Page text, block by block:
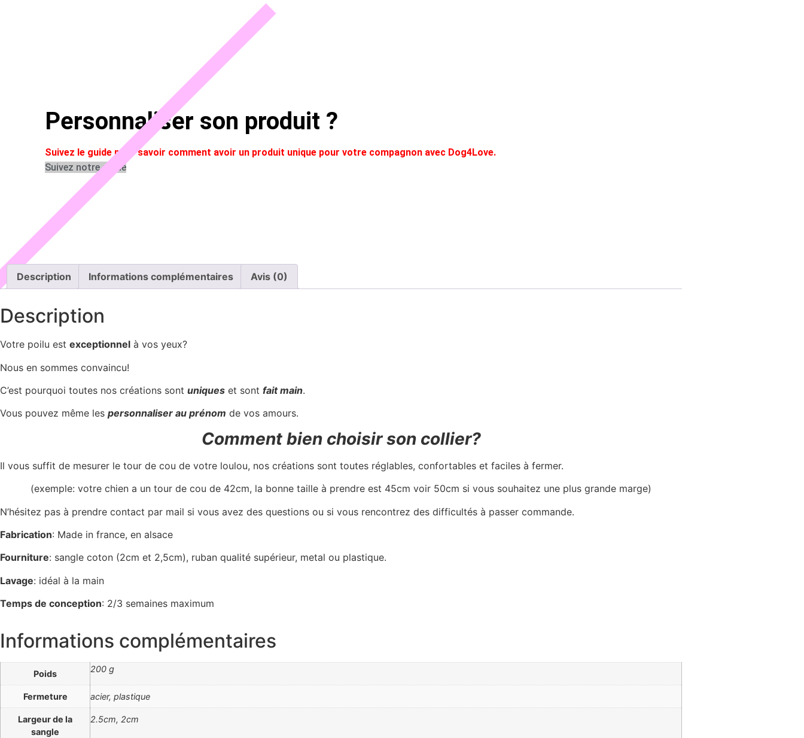
Personnaliser son produit ?
Suivez le guide pour savoir comment avoir un produit unique pour votre compagnon avec Dog4Love.
Suivez notre guide
Description Informations complémentaires Avis (0)
Description
Votre poilu est exceptionnel à vos yeux?
Nous en sommes convaincu!
C’est pourquoi toutes nos créations sont uniques et sont fait main.
Vous pouvez même les personnaliser au prénom de vos amours.
Comment bien choisir son collier?
Il vous suffit de mesurer le tour de cou de votre loulou, nos créations sont toutes réglables, confortables et faciles à fermer.
(exemple: votre chien a un tour de cou de 42cm, la bonne taille à prendre est 45cm voir 50cm si vous souhaitez une plus grande marge)
N’hésitez pas à prendre contact par mail si vous avez des questions ou si vous rencontrez des difficultés à passer commande.
Fabrication: Made in france, en alsace
Fourniture: sangle coton (2cm et 2,5cm), ruban qualité supérieur, metal ou plastique.
Lavage: idéal à la main
Temps de conception: 2/3 semaines maximum
Informations complémentaires
Poids 200 g
Fermeture acier, plastique
Largeur de la
sangle
2.5cm, 2cm